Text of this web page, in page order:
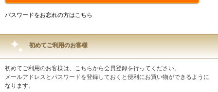
パスワードをお忘れの方はこちら
初めてご利用のお客様
初めてご利用のお客様は、こちらから会員登録を行ってください。
メールアドレスとパスワードを登録しておくと便利にお買い物ができるように
なります。